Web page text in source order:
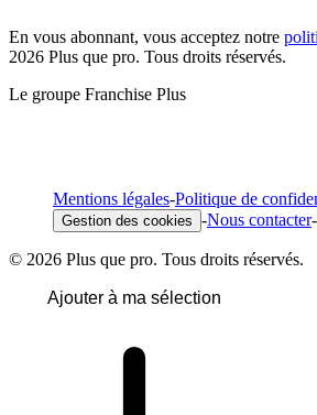
En vous abonnant, vous acceptez notre
2026 Plus que pro. Tous droits réservés.
Le groupe Franchise Plus
Mentions légales-Politique de
Gestion des cookies -Nous contacter-
© 2026 Plus que pro. Tous droits réservés.
Ajouter à ma sélection